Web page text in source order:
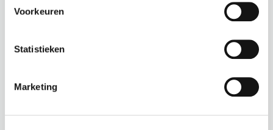
Voorkeuren
Statistieken
Marketing
Inloggen
Over Ons
Voor de pers